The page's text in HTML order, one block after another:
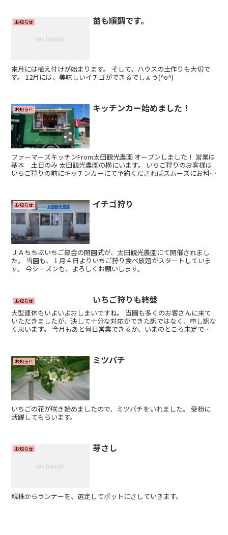
お知らせ 苗も順調です。
来月には植え付けが始まります。 そして、ハウスの土作りも大切で
す。 12月には、美味しいイチゴができるでしょう(^o^)
お知らせ キッチンカー始めました！
ファーマーズキッチンFrom太田観光農園 オープンしました！ 営業は
基本 土日のみ 太田観光農園の横にいます。 いちご狩りのお客様は
いちご狩りの前にキッチンカーにて予約くださればスムーズにお料理
お知らせ イチゴ狩り
ＪＡちちぶいちご部会の開園式が、太田観光農園にて開催されまし
た。 当園も、１月４日よりいちご狩り食べ放題がスタートしていま
す。 今シーズンも、よろしくお願いします。
お知らせ いちご狩りも終盤
大型連休もいよいよおしまいですね。 当園も多くのお客さんに来て
いただきましたが、決して十分な対応ができた訳ではなく、申し訳な
く思います。 今月もあと何日営業できるか、いまのところ未定です
お知らせ ミツバチ
いちごの花が咲き始めましたので、ミツバチをいれました。 受粉に
活躍してもらいます。
お知らせ 芽さし
親株からランナーを、選定してポットにさしていきます。